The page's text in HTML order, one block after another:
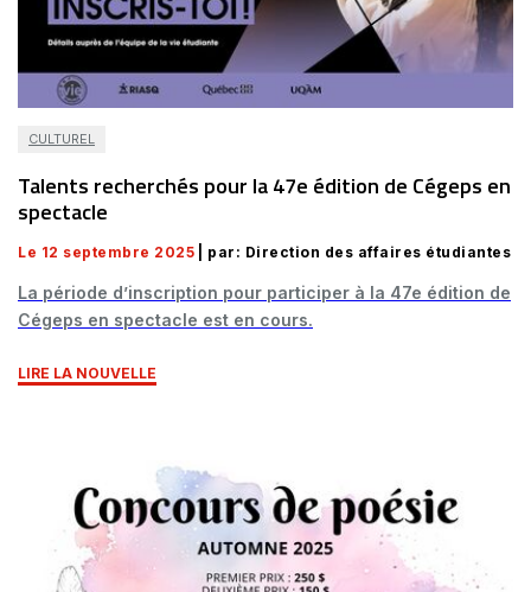
CULTUREL
Talents recherchés pour la 47e édition de Cégeps en
spectacle
Le 12 septembre 2025 | par: Direction des affaires étudiantes
La période d’inscription pour participer à la 47e édition de
Cégeps en spectacle est en cours.
LIRE LA NOUVELLE